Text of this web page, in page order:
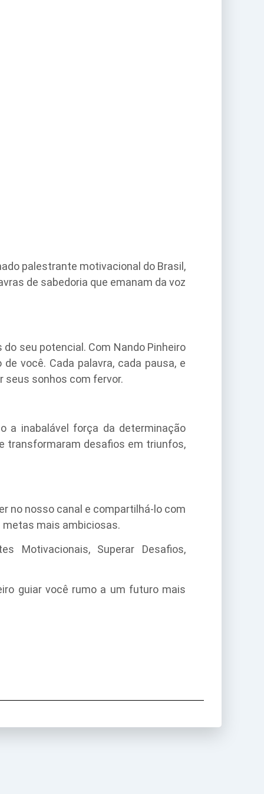
palestrante motivacional do Brasil,
de sabedoria que emanam da voz
seu potencial. Com Nando Pinheiro
você. Cada palavra, cada pausa, e
seus sonhos com fervor.
a inabalável força da determinação
transformaram desafios em triunfos,
no nosso canal e compartilhá-lo com
metas mais ambiciosas.
Motivacionais, Superar Desafios,
guiar você rumo a um futuro mais